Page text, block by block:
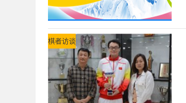
棋者访谈